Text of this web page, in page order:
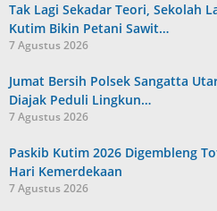
Tak Lagi Sekadar Teori, Sekolah
Kutim Bikin Petani Sawit…
7 Agustus 2026
Jumat Bersih Polsek Sangatta
Diajak Peduli Lingkun…
7 Agustus 2026
Paskib Kutim 2026 Digembleng
Hari Kemerdekaan
7 Agustus 2026